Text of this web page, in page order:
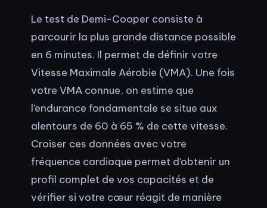
Le test de Demi-Cooper consiste à
parcourir la plus grande distance possible
en 6 minutes. Il permet de définir votre
Vitesse Maximale Aérobie (VMA). Une fois
votre VMA connue, on estime que
l’endurance fondamentale se situe aux
alentours de 60 à 65 % de cette vitesse.
Croiser ces données avec votre
fréquence cardiaque permet d’obtenir un
profil complet de vos capacités et de
vérifier si votre cœur réagit de manière